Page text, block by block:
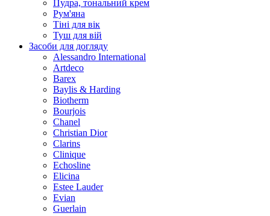
Пудра, тональний крем
Рум'яна
Тіні для вік
Туш для вій
Засоби для догляду
Alessandro International
Artdeco
Barex
Baylis & Harding
Biotherm
Bourjois
Chanel
Christian Dior
Clarins
Clinique
Echosline
Elicina
Estee Lauder
Evian
Guerlain